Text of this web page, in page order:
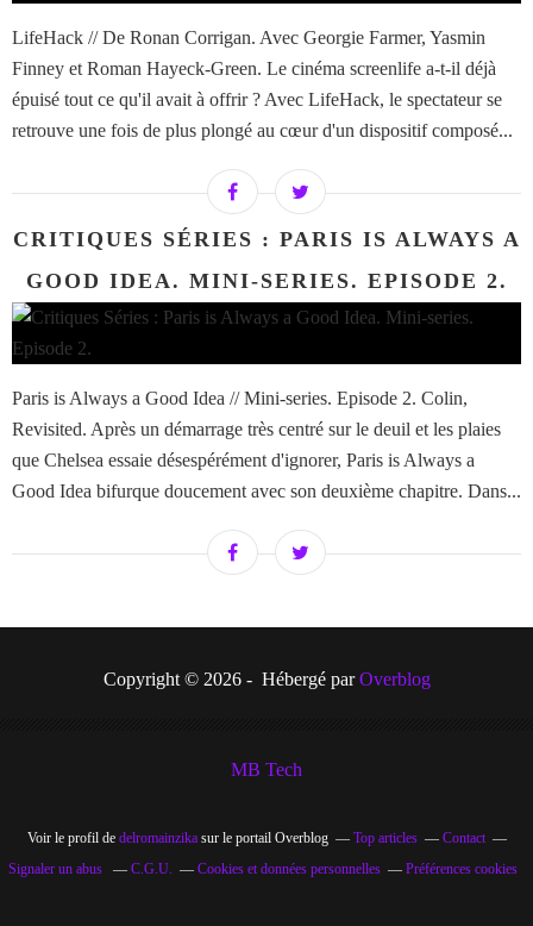
LifeHack // De Ronan Corrigan. Avec Georgie Farmer, Yasmin
Finney et Roman Hayeck-Green. Le cinéma screenlife a-t-il déjà
épuisé tout ce qu'il avait à offrir ? Avec LifeHack, le spectateur se
retrouve une fois de plus plongé au cœur d'un dispositif composé...
CRITIQUES SÉRIES : PARIS IS ALWAYS A
GOOD IDEA. MINI-SERIES. EPISODE 2.
Paris is Always a Good Idea // Mini-series. Episode 2. Colin,
Revisited. Après un démarrage très centré sur le deuil et les plaies
que Chelsea essaie désespérément d'ignorer, Paris is Always a
Good Idea bifurque doucement avec son deuxième chapitre. Dans...
Copyright © 2026 - Hébergé parOverblog
MB Tech
Voir le profil de delromainzikasur le portail Overblog Top articles
Contact
Signaler un abus
C.G.U. Cookies et données personnelles Préférences cookies